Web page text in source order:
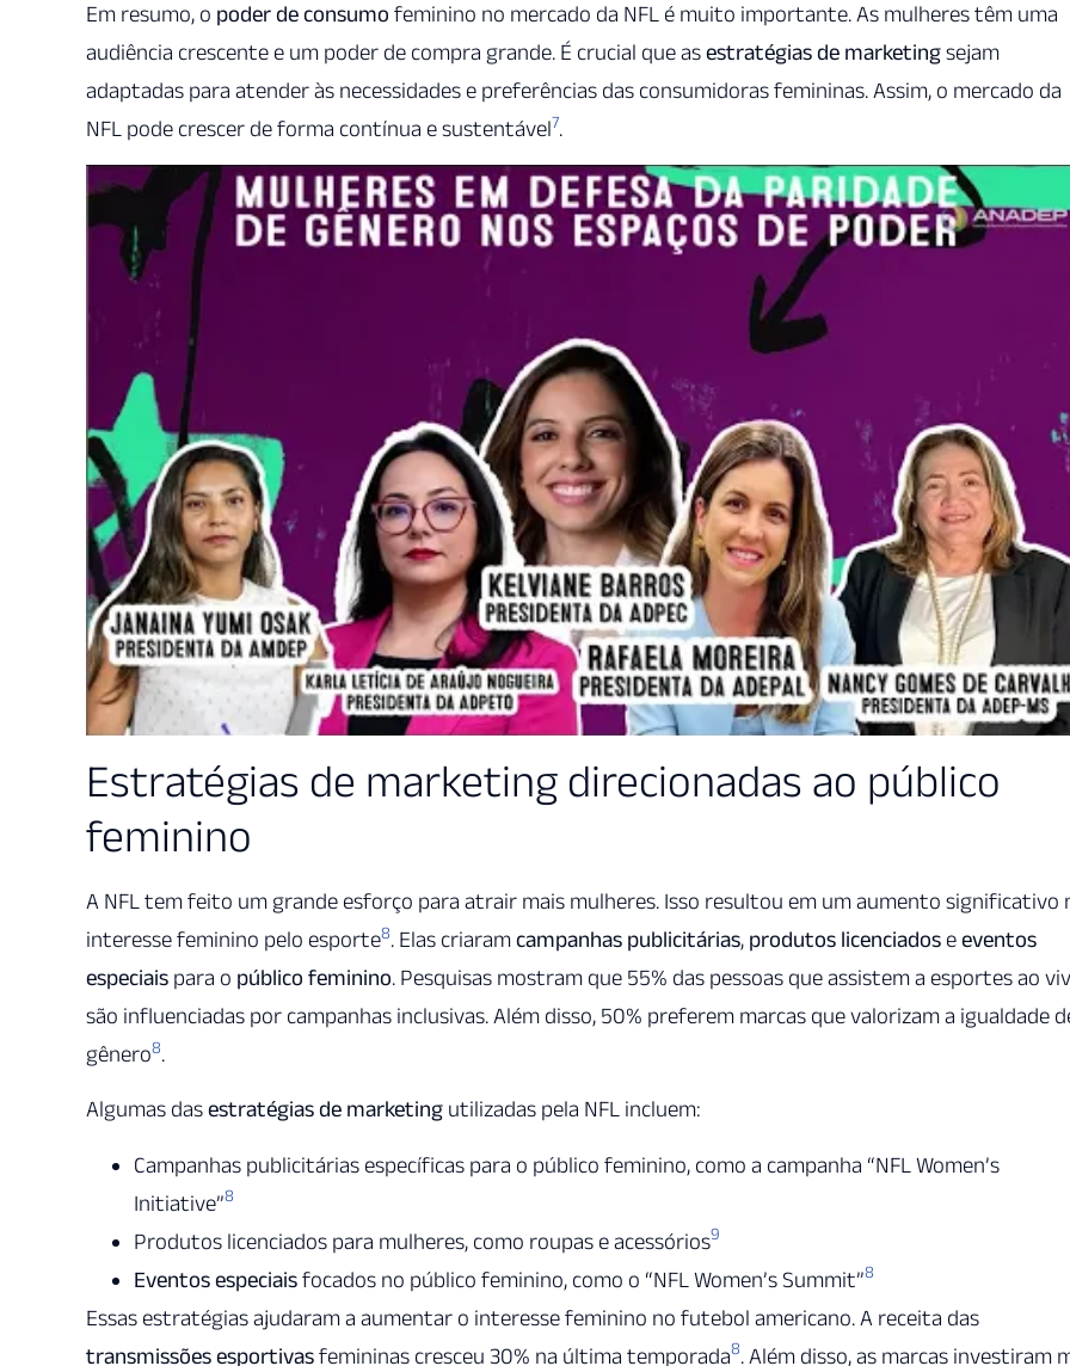
Em resumo, o poder de consumo feminino no mercado da NFL é muito importante. As mulheres têm uma
audiência crescente e um poder de compra grande. É crucial que asestratégias de marketingsejam
adaptadas para atender às necessidades e preferências das consumidoras femininas. Assim, o mercado da
NFL pode crescer de forma contínua e sustentável7.
Estratégias de marketing direcionadas ao público
feminino
A NFL tem feito um grande esforço para atrair mais mulheres. Isso resultou em um aumento significativo
interesse feminino pelo esporte8. Elas criaramcampanhas publicitárias, produtos licenciados eeventos
especiais para o público feminino. Pesquisas mostram que 55% das pessoas que assistem a esportes ao
são influenciadas por campanhas inclusivas. Além disso, 50% preferem marcas que valorizam a igualdade
gênero8.
Algumas dasestratégias de marketing utilizadas pela NFL incluem:
Campanhas publicitárias específicas para o público feminino, como a campanha “NFL Women’s
Initiative”8
Produtos licenciados para mulheres, como roupas e acessórios9
Eventos especiaisfocados no público feminino, como o “NFL Women’s Summit”8
Essas estratégias ajudaram a aumentar o interesse feminino no futebol americano. A receita das
transmissões esportivasfemininas cresceu 30% na última temporada8. Além disso, as marcas investiram